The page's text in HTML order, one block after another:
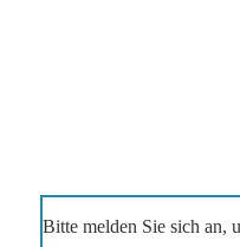
Bitte melden Sie sich an,